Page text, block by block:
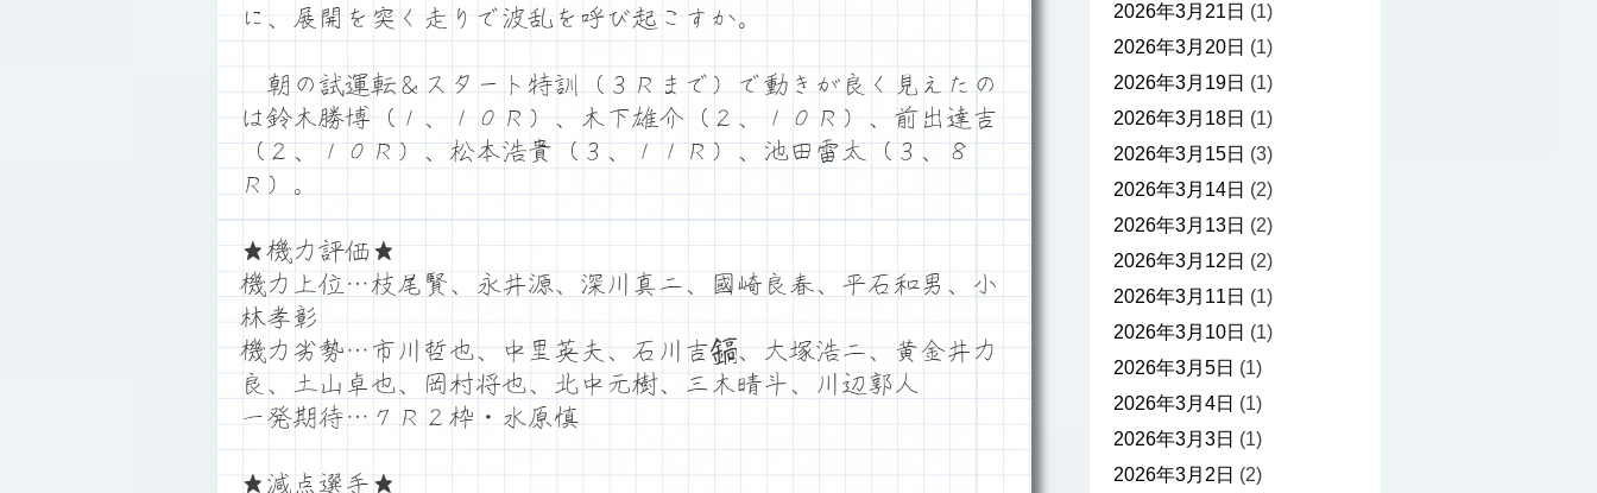
に、展開を突く走りで波乱を呼び起こすか。
朝の試運転＆スタート特訓（３Ｒまで）で動きが良く見えたの
は鈴木勝博（１、１０Ｒ）、木下雄介（２、１０Ｒ）、前出達吉
（２、１０Ｒ）、松本浩貴（３、１１Ｒ）、池田雷太（３、８
Ｒ）。
★機力評価★
機力上位…枝尾賢、永井源、深川真二、國崎良春、平石和男、小
林孝彰
機力劣勢…市川哲也、中里英夫、石川吉鎬、大塚浩二、黄金井力
良、土山卓也、岡村将也、北中元樹、三木晴斗、川辺郭人
一発期待…７Ｒ２枠・水原慎
★減点選手★
2026年3月21日 (1)
2026年3月20日 (1)
2026年3月19日 (1)
2026年3月18日 (1)
2026年3月15日 (3)
2026年3月14日 (2)
2026年3月13日 (2)
2026年3月12日 (2)
2026年3月11日 (1)
2026年3月10日 (1)
2026年3月5日 (1)
2026年3月4日 (1)
2026年3月3日 (1)
2026年3月2日 (2)